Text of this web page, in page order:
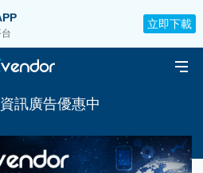
立即下載
訊廣告優惠中